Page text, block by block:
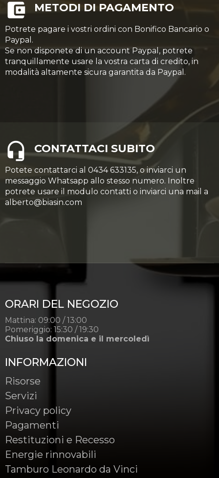
METODI DI PAGAMENTO
Potrete pagare i vostri ordini con Bonifico Bancario o
Paypal.
Se non disponete di un account Paypal, potrete
tranquillamente usare la vostra carta di credito, in
modalità altamente sicura garantita da Paypal.
CONTATTACI SUBITO
Potete contattarci al 0434 633135, o inviarci un
messaggio Whatsapp allo stesso numero. Inoltre
potrete usare il modulo contatti o inviarci una mail a
alberto@biasin.com
ORARI DEL NEGOZIO
Mattina: 09:00 / 13:00
Pomeriggio: 15:30 / 19:30
Chiuso la domenica e il mercoledì
INFORMAZIONI
Risorse
Servizi
Privacy policy
Pagamenti
Restituzioni e Recesso
Energie rinnovabili
Tamburo Leonardo da Vinci